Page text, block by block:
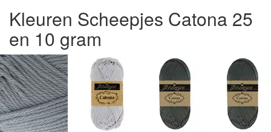
Kleuren Scheepjes Catona 25
en 10 gram